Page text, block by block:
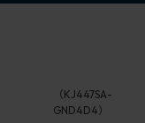
（KJ447SA-
GND4D4）